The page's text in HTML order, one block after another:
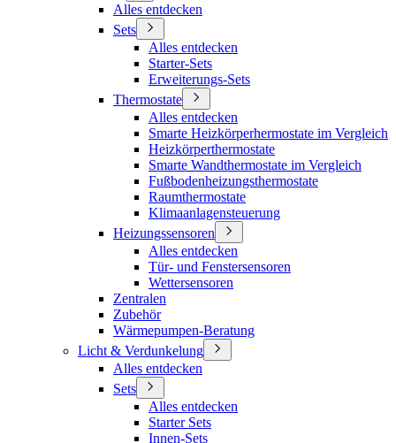
Alles entdecken
Sets
Alles entdecken
Starter-Sets
Erweiterungs-Sets
Thermostate
Alles entdecken
Smarte Heizkörperhermostate im Vergleich
Heizkörperthermostate
Smarte Wandthermostate im Vergleich
Fußbodenheizungsthermostate
Raumthermostate
Klimaanlagensteuerung
Heizungssensoren
Alles entdecken
Tür- und Fenstersensoren
Wettersensoren
Zentralen
Zubehör
Wärmepumpen-Beratung
Licht & Verdunkelung
Alles entdecken
Sets
Alles entdecken
Starter Sets
Innen-Sets